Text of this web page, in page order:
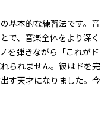
基本的な練習法です。音
で、音楽全体をより深く
を弾きながら「これがド
られません。彼はドを完
す天才になりました。今